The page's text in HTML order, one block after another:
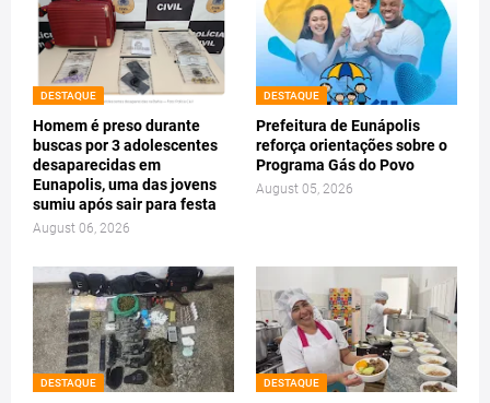
DESTAQUE
Homem é preso durante
buscas por 3 adolescentes
desaparecidas em
Eunapolis, uma das jovens
sumiu após sair para festa
August 06, 2026
DESTAQUE
Prefeitura de Eunápolis
reforça orientações sobre o
Programa Gás do Povo
August 05, 2026
DESTAQUE DESTAQUE